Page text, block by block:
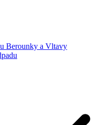
Berounky a Vltavy